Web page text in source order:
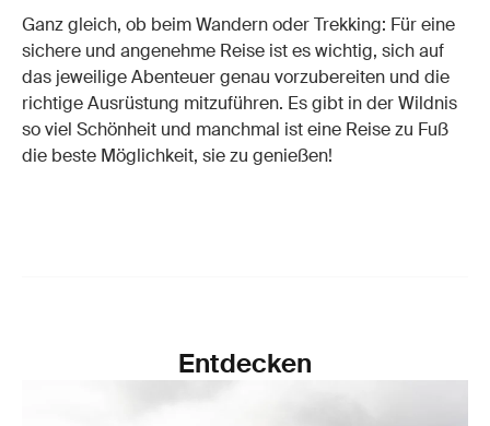
Ganz gleich, ob beim Wandern oder Trekking: Für eine
sichere und angenehme Reise ist es wichtig, sich auf
das jeweilige Abenteuer genau vorzubereiten und die
richtige Ausrüstung mitzuführen. Es gibt in der Wildnis
so viel Schönheit und manchmal ist eine Reise zu Fuß
die beste Möglichkeit, sie zu genießen!
Entdecken